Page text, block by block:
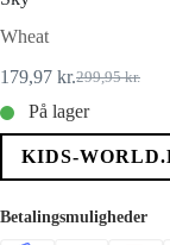
Wheat
299,95kr.
Den
oprindelige
pris
var:
179,97 kr.Den
aktuelle
pris
er:
På lager
KIDS-
Betalingsmuligheder